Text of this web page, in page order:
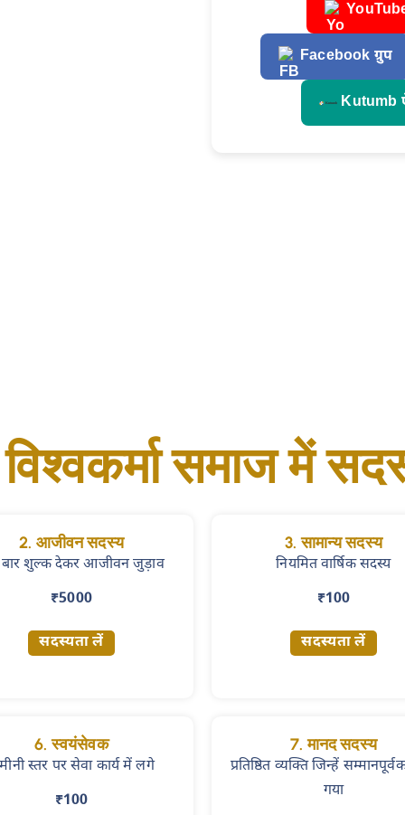
Facebook ग्रुप
Kutumb
समाज में
2. आजीवन सदस्य
शुल्क देकर आजीवन जुड़ाव
₹5000
सदस्यता लें
3. सामान्य सदस्य
नियमित वार्षिक सदस्य
₹100
सदस्यता लें
6. स्वयंसेवक
स्तर पर सेवा कार्य में लगे
₹100
7. मानद सदस्य
प्रतिष्ठित व्यक्ति जिन्हें
गया